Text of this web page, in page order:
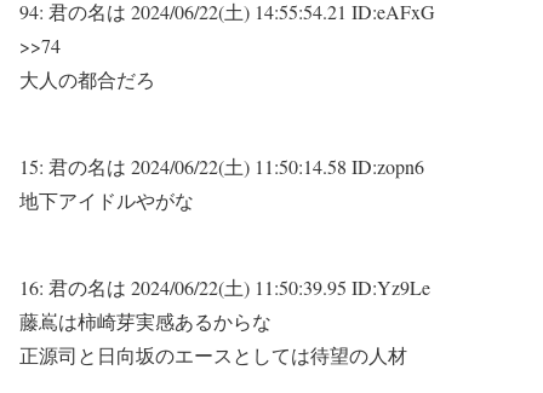
94: 君の名は 2024/06/22(土) 14:55:54.21 ID:eAFxG
>>74
大人の都合だろ
15: 君の名は 2024/06/22(土) 11:50:14.58 ID:zopn6
地下アイドルやがな
16: 君の名は 2024/06/22(土) 11:50:39.95 ID:Yz9Le
藤嶌は柿崎芽実感あるからな
正源司と日向坂のエースとしては待望の人材